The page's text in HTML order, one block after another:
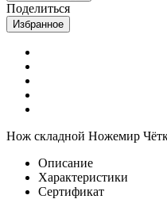
Поделиться
Избранное
Нож складной Ножемир
Описание
Характеристики
Сертификат